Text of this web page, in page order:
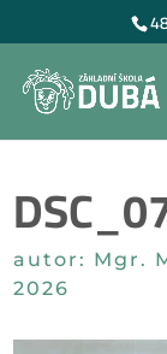
autor: Mgr.
2026